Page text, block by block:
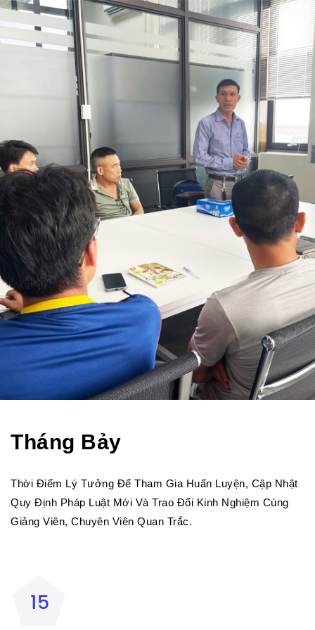
Tháng Bảy
Thời Điểm Lý Tưởng Để Tham Gia Huấn Luyện, Cập Nhật
Quy Định Pháp Luật Mới Và Trao Đổi Kinh Nghiệm Cùng
Giảng Viên, Chuyên Viên Quan Trắc.